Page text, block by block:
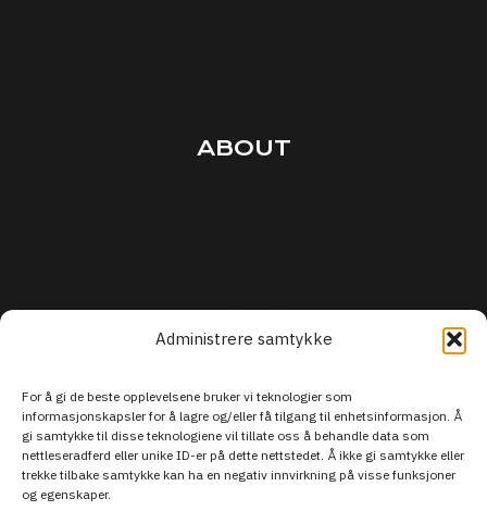
Administrere samtykke
For å gi de beste opplevelsene bruker vi teknologier som
informasjonskapsler for å lagre og/eller få tilgang til enhetsinformasjon. Å
gi samtykke til disse teknologiene vil tillate oss å behandle data som
nettleseradferd eller unike ID-er på dette nettstedet. Å ikke gi samtykke eller
trekke tilbake samtykke kan ha en negativ innvirkning på visse funksjoner
og egenskaper.
ABOUT
Support